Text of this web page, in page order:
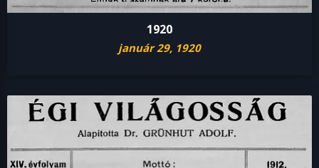
1920
január 29, 1920